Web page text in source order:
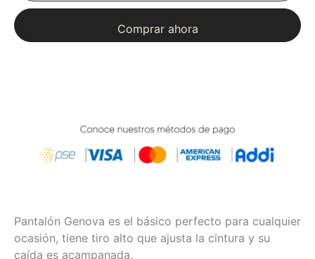
Comprar ahora
Pantalón Genova es el básico perfecto para cualquier
ocasión, tiene tiro alto que ajusta la cintura y su
caída es acampanada.